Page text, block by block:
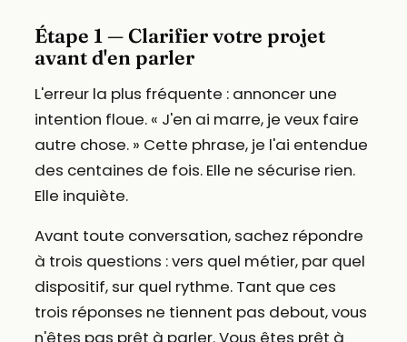
Étape 1 — Clarifier votre projet
avant d'en parler
L'erreur la plus fréquente : annoncer une
intention floue. « J'en ai marre, je veux faire
autre chose. » Cette phrase, je l'ai entendue
des centaines de fois. Elle ne sécurise rien.
Elle inquiète.
Avant toute conversation, sachez répondre
à trois questions : vers quel métier, par quel
dispositif, sur quel rythme. Tant que ces
trois réponses ne tiennent pas debout, vous
n'êtes pas prêt à parler. Vous êtes prêt à